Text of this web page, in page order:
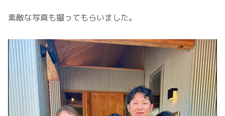
素敵な写真も撮ってもらいました。